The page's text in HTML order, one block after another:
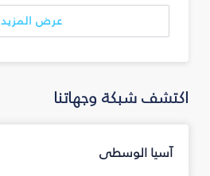
عرض المزيد
اكتشف شبكة وجهاتنا
آسيا الوسطى